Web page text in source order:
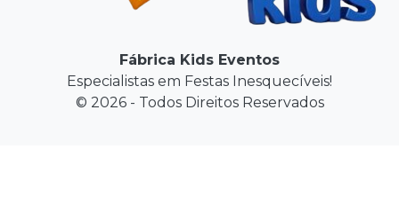
Fábrica Kids Eventos
Especialistas em Festas Inesquecíveis!
© 2026 - Todos Direitos Reservados